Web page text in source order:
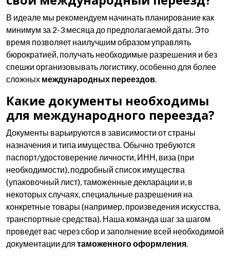
В идеале мы рекомендуем начинать планирование как
минимум за 2-3 месяца до предполагаемой даты. Это
время позволяет наилучшим образом управлять
бюрократией, получать необходимые разрешения и без
спешки организовывать логистику, особенно для более
сложных международных переездов
Какие документы необходимы
для международного переезда?
Документы варьируются в зависимости от страны
назначения и типа имущества. Обычно требуются
паспорт/удостоверение личности, ИНН, виза (при
необходимости), подробный список имущества
(упаковочный лист), таможенные декларации и, в
некоторых случаях, специальные разрешения на
конкретные товары (например, произведения искусства,
транспортные средства). Наша команда шаг за шагом
проведет вас через сбор и заполнение всей необходимой
документации для таможенного оформления